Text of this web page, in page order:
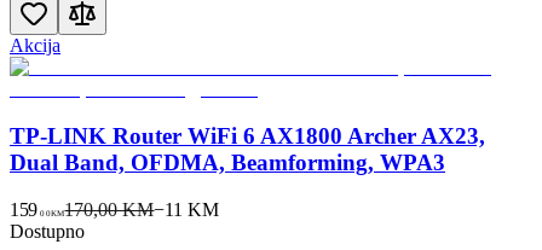
Akcija
TP-LINK Router WiFi 6 AX1800 Archer AX23,
Dual Band, OFDMA, Beamforming, WPA3
159 00KM170,00 KM−11 KM
Dostupno